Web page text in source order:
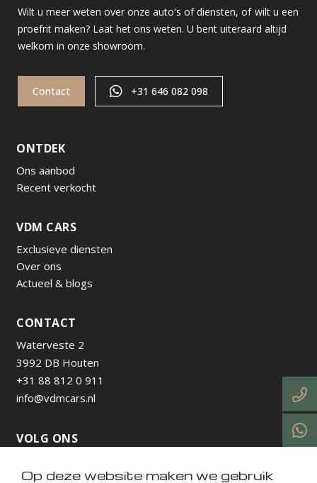
Wilt u meer weten over onze auto's of diensten, of wilt u een
proefrit maken? Laat het ons weten. U bent uiteraard altijd
welkom in onze showroom.
Contact +31 646 082 098
ONTDEK
Ons aanbod
Recent verkocht
VDM CARS
Exclusieve diensten
Over ons
Actueel & blogs
CONTACT
Waterveste 2
3992 DB Houten
+31 88 812 0 911
info@vdmcars.nl
VOLG ONS
Op deze website maken we gebruik